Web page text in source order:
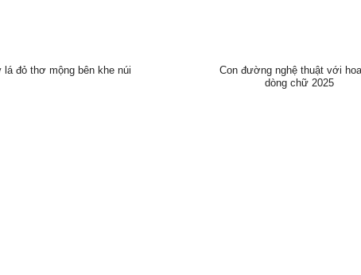
lá đỏ thơ mộng bên khe núi
Con đường nghệ thuật với
dòng chữ 2025